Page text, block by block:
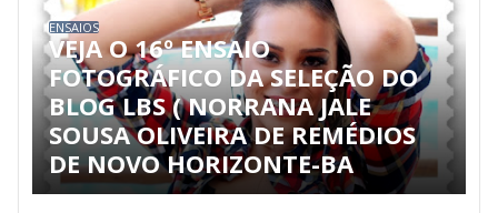
ENSAIOS
VEJA O 16º ENSAIO
FOTOGRÁFICO DA SELEÇÃO DO
BLOG LBS ( NORRANA JALE
SOUSA OLIVEIRA DE REMÉDIOS
DE NOVO HORIZONTE-BA